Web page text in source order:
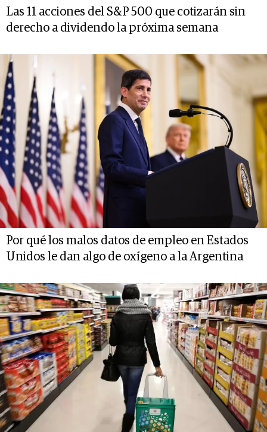
Las 11 acciones del S&P 500 que cotizarán sin
derecho a dividendo la próxima semana
Por qué los malos datos de empleo en Estados
Unidos le dan algo de oxígeno a la Argentina